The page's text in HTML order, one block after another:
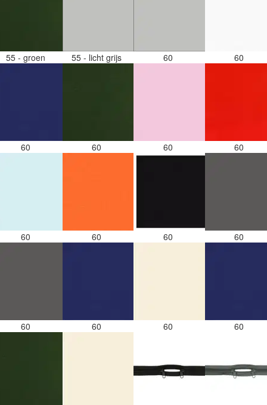
55 - groen 55 - licht grijs 60 60
60 60 60 60
60 60 60 60
60 60 60 60